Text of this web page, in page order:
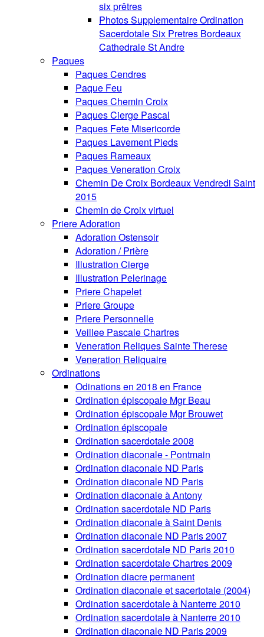
six prêtres
Photos Supplementaire Ordination
Sacerdotale Six Pretres Bordeaux
Cathedrale St Andre
Paques
Paques Cendres
Paque Feu
Paques Chemin Croix
Paques Cierge Pascal
Paques Fete Misericorde
Paques Lavement Pieds
Paques Rameaux
Paques Veneration Croix
Chemin De Croix Bordeaux Vendredi Saint
2015
Chemin de Croix virtuel
Priere Adoration
Adoration Ostensoir
Adoration / Prière
Illustration Cierge
Illustration Pelerinage
Priere Chapelet
Priere Groupe
Priere Personnelle
Veillee Pascale Chartres
Veneration Reliques Sainte Therese
Veneration Reliquaire
Ordinations
Odinations en 2018 en France
Ordination épiscopale Mgr Beau
Ordination épiscopale Mgr Brouwet
Ordination épiscopale
Ordination sacerdotale 2008
Ordination diaconale - Pontmain
Ordination diaconale ND Paris
Ordination diaconale ND Paris
Ordination diaconale à Antony
Ordination sacerdotale ND Paris
Ordination diaconale à Saint Denis
Ordination diaconale ND Paris 2007
Ordination sacerdotale ND Paris 2010
Ordination sacerdotale Chartres 2009
Ordination diacre permanent
Ordination diaconale et sacertotale (2004)
Ordination sacerdotale à Nanterre 2010
Ordination sacerdotale à Nanterre 2010
Ordination diaconale ND Paris 2009